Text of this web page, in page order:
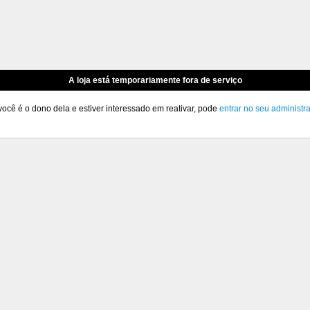
A loja está temporariamente fora de serviço
é o dono dela e estiver interessado em reativar, pode entrar no seu